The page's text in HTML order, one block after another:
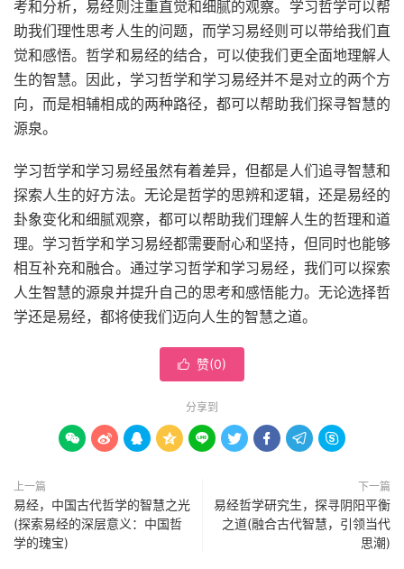
考和分析，易经则注重直觉和细腻的观察。学习哲学可以帮
助我们理性思考人生的问题，而学习易经则可以带给我们直
觉和感悟。哲学和易经的结合，可以使我们更全面地理解人
生的智慧。因此，学习哲学和学习易经并不是对立的两个方
向，而是相辅相成的两种路径，都可以帮助我们探寻智慧的
源泉。
学习哲学和学习易经虽然有着差异，但都是人们追寻智慧和
探索人生的好方法。无论是哲学的思辨和逻辑，还是易经的
卦象变化和细腻观察，都可以帮助我们理解人生的哲理和道
理。学习哲学和学习易经都需要耐心和坚持，但同时也能够
相互补充和融合。通过学习哲学和学习易经，我们可以探索
人生智慧的源泉并提升自己的思考和感悟能力。无论选择哲
学还是易经，都将使我们迈向人生的智慧之道。
 赞(0)
分享到
        
上一篇
易经，中国古代哲学的智慧之光
(探索易经的深层意义：中国哲
学的瑰宝)
下一篇
易经哲学研究生，探寻阴阳平衡
之道(融合古代智慧，引领当代
思潮)